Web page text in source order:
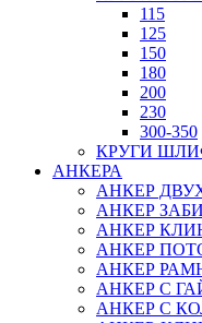
115
125
150
180
200
230
300-350
КРУГИ
АНКЕРА
АНКЕР
АНКЕР
АНКЕР
АНКЕР
АНКЕР
АНКЕР С
АНКЕР С